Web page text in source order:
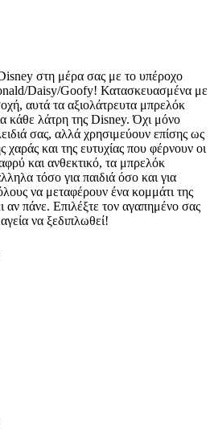
στη μέρα σας με το υπέροχο
Daisy/Goofy! Κατασκευασμένα με
αυτά τα αξιολάτρευτα μπρελόκ
κάθε λάτρη της Disney. Όχι μόνο
σας, αλλά χρησιμεύουν επίσης ως
χαράς και της ευτυχίας που φέρνουν οι
και ανθεκτικό, τα μπρελόκ
τόσο για παιδιά όσο και για
να μεταφέρουν ένα κομμάτι της
αν πάνε. Επιλέξτε τον αγαπημένο σας
να ξεδιπλωθεί!